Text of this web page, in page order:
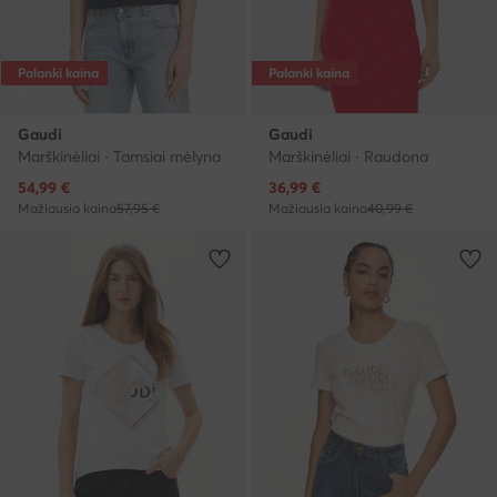
Palanki kaina
Gaudi
Marškinėliai · Tamsiai mėlyna
Dabartinė kaina
54,99 €
Mažiausia kaina57,95 €
Palanki kaina
Gaudi
Marškinėliai · Raudona
Dabartinė kaina
36,99 €
Mažiausia kaina40,99 €